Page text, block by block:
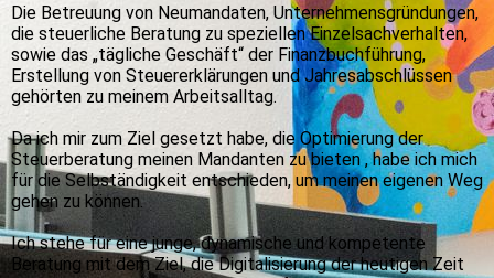
Die Betreuung von Neumandaten, Unternehmensgründungen,
die steuerliche Beratung zu speziellen Einzelsachverhalten,
sowie das „tägliche Geschäft“ der Finanzbuchführung,
Erstellung von Steuererklärungen und Jahresabschlüssen
gehörten zu meinem Arbeitsalltag.
Da ich mir zum Ziel gesetzt habe, die Optimierung der
Steuerberatung meinen Mandanten zu bieten , habe ich mich
für die Selbständigkeit entschieden, um meinen eigenen Weg
gehen zu können.
Ich stehe für eine junge, dynamische und kompetente
Beratung mit dem Ziel, die Digitalisierung der heutigen Zeit